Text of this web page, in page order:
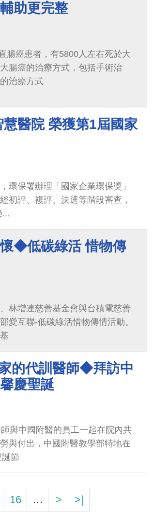
助更完整
腸癌患者，有5800人左右死於大
腸癌的治療方式，包括手術治
治療方式
醫院 榮獲第1屆國家
環保署辦理「國家企業環保獎」
初評、複評、決選等階段審查，
...
◆低碳綠活 惜物傳
林增連慈善基金會與台積電慈善
愛互聯-低碳綠活惜物傳情活動。
的代訓醫師◆拜訪中
慶聖誕
與中國附醫的員工一起在院內共
與付出，中國附醫教學部特地在
節
16 … > >|